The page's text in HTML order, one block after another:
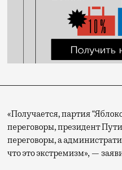
«Получается, партия
переговоры, президент
переговоры, а
что это экстремизм», —